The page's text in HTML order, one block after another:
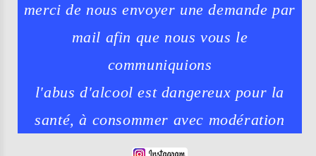
merci de nous envoyer une demande par
mail afin que nous vous le
communiquions
l'abus d'alcool est dangereux pour la
santé, à consommer avec modération